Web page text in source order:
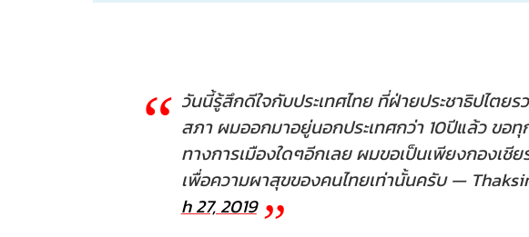
วันนี้รู้สึกดีใจกับประเทศไทย ที่ฝ่ายประชาธิปไตย
สภา ผมออกมาอยู่นอกประเทศกว่า 10ปีแล้ว ขอทุ
ทางการเมืองใดๆอีกเลย ผมขอเป็นเพียงกองเชีย
เพื่อความผาสุขของคนไทยเท่านั้นครับ —
h 27, 2019